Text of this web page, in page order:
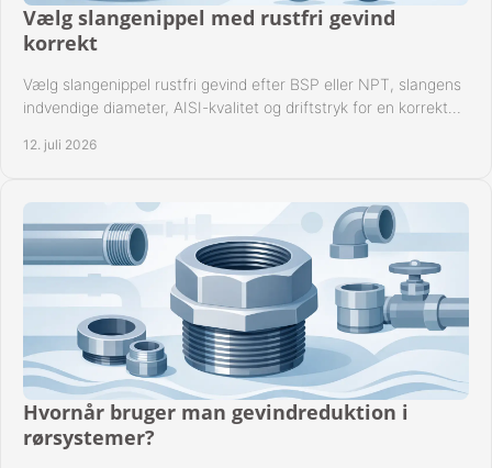
Vælg slangenippel med rustfri gevind
korrekt
Vælg slangenippel rustfri gevind efter BSP eller NPT, slangens
indvendige diameter, AISI-kvalitet og driftstryk for en korrekt
12. juli 2026
Hvornår bruger man gevindreduktion i
rørsystemer?